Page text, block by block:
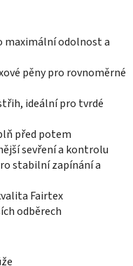
maximální odolnost a
pěny pro rovnoměrné
ideální pro tvrdé
před potem
sevření a kontrolu
stabilní zapínání a
Fairtex
odběrech